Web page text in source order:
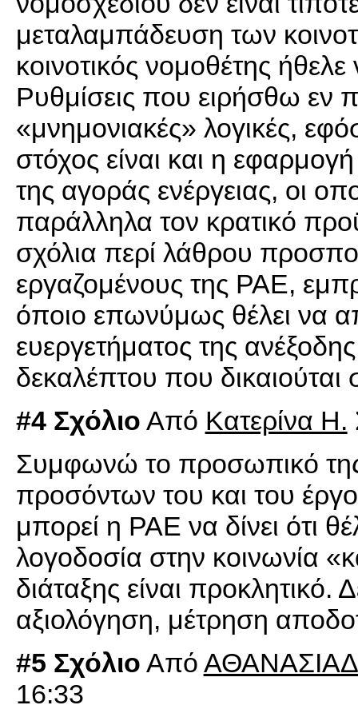
μεταλαμπάδευση των
κοινοτικός νομοθέτης ήθελε
Ρυθμίσεις που ειρήσθω εν
«μνημονιακές» λογικές,
στόχος είναι και η
της αγοράς ενέργειας, οι
παράλληλα τον κρατικό
σχόλια περί λάθρου
εργαζομένους της ΡΑΕ,
όποιο επωνύμως θέλει να
ευεργετήματος της
δεκαλέπτου που δικαιούται
#4 Σχόλιο Από Κατερίνα Η.
Συμφωνώ το προσωπικό
προσόντων του και του
μπορεί η ΡΑΕ να δίνει ότι
λογοδοσία στην κοινωνία
διάταξης είναι
αξιολόγηση, μέτρηση
#5 Σχόλιο Από
16:33